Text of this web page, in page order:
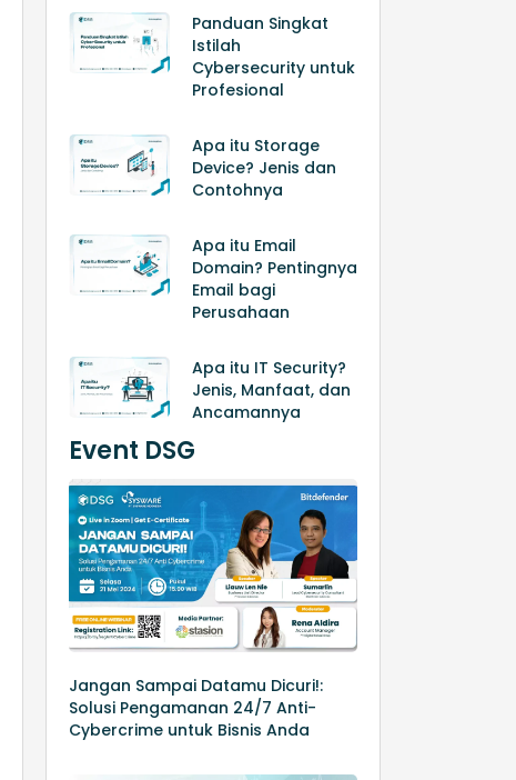
Panduan Singkat
Istilah
Cybersecurity untuk
Profesional
Apa itu Storage
Device? Jenis dan
Contohnya
Apa itu Email
Domain? Pentingnya
Email bagi
Perusahaan
Apa itu IT Security?
Jenis, Manfaat, dan
Ancamannya
Event DSG
Jangan Sampai Datamu Dicuri!:
Solusi Pengamanan 24/7 Anti-
Cybercrime untuk Bisnis Anda